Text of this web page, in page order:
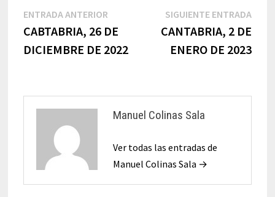
Navegación
de
ENTRADA ANTERIOREntrada
anterior:
CABTABRIA, 26 DE
DICIEMBRE DE 2022
SIGUIENTE ENTRADA
CANTABRIA, 2 DE
ENERO DE 2023
Manuel Colinas Sala
Ver todas las entradas de
Manuel Colinas Sala →